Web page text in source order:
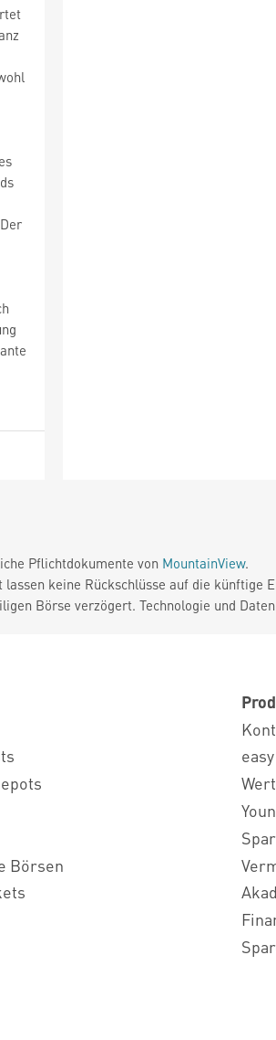
Pflichtdokumente von MountainView.
keine Rückschlüsse auf die künftige
Börse verzögert. Technologie und
Börsen